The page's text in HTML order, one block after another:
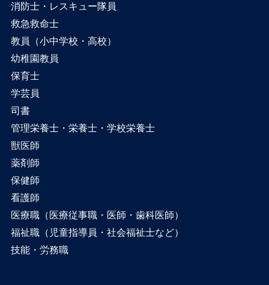
消防士・レスキュー隊員
救急救命士
教員（小中学校・高校）
幼稚園教員
保育士
学芸員
司書
管理栄養士・栄養士・学校栄養士
獣医師
薬剤師
保健師
看護師
医療職（医療従事職・医師・歯科医師）
福祉職（児童指導員・社会福祉士など）
技能・労務職